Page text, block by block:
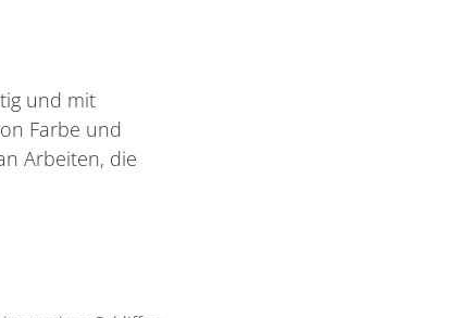
und mit
Farbe und
Arbeiten, die